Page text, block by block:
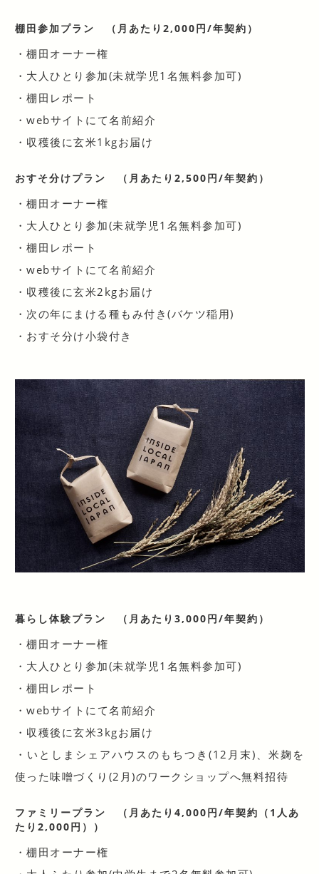
棚田参加プラン （月あたり2,000円/年契約）
・棚田オーナー権
・大人ひとり参加(未就学児1名無料参加可)
・棚田レポート
・webサイトにて名前紹介
・収穫後に玄米1kgお届け
おすそ分けプラン （月あたり2,500円/年契約）
・棚田オーナー権
・大人ひとり参加(未就学児1名無料参加可)
・棚田レポート
・webサイトにて名前紹介
・収穫後に玄米2kgお届け
・次の年にまける種もみ付き(バケツ稲用)
・おすそ分け小袋付き
暮らし体験プラン （月あたり3,000円/年契約）
・棚田オーナー権
・大人ひとり参加(未就学児1名無料参加可)
・棚田レポート
・webサイトにて名前紹介
・収穫後に玄米3kgお届け
・いとしまシェアハウスのもちつき(12月末)、米麹を
使った味噌づくり(2月)のワークショップへ無料招待
ファミリープラン
（月あたり4,000円/年契約（1人あ
たり2,000円））
・棚田オーナー権